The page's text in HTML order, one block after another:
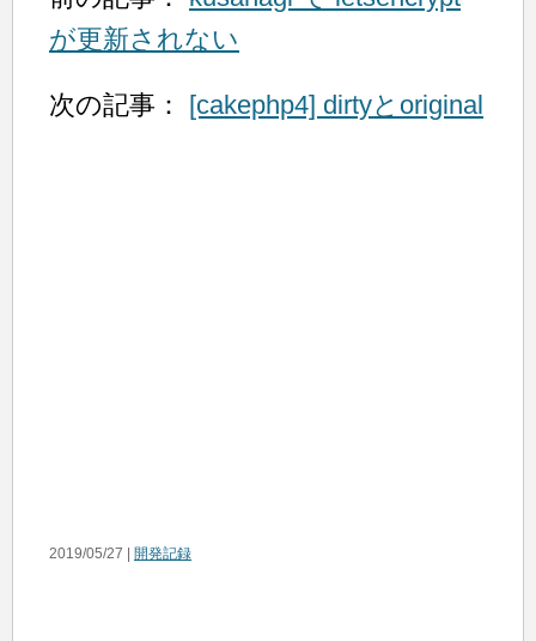
が更新されない
次の記事： [cakephp4] dirtyとoriginal
2019/05/27 | 開発記録